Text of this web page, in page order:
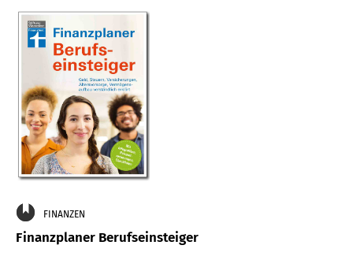
FINANZEN
Finanzplaner Berufseinsteiger